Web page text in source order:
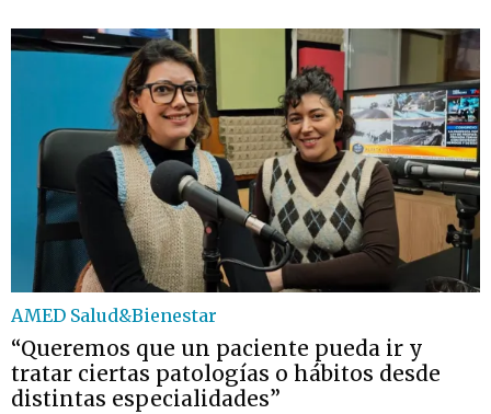
AMED Salud&Bienestar
“Queremos que un paciente pueda ir y
tratar ciertas patologías o hábitos desde
distintas especialidades”